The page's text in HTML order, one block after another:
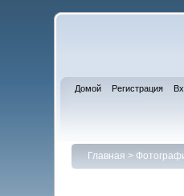
Домой Регистрация
Главная >